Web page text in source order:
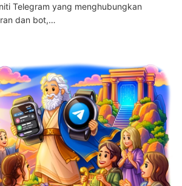
Telegram yang menghubungkan
dan bot,…